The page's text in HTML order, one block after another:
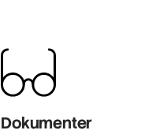
Dokumenter